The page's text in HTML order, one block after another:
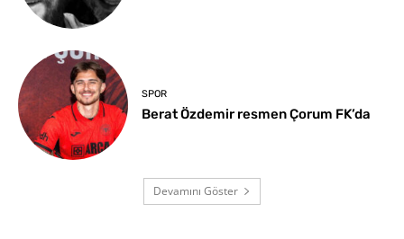
SPOR
Berat Özdemir resmen Çorum FK’da
Devamını Göster